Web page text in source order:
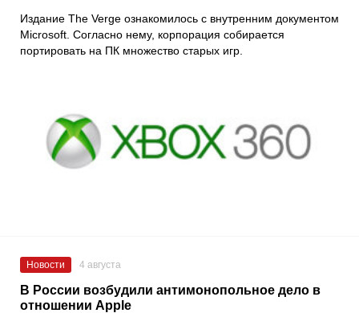
Издание The Verge ознакомилось с внутренним документом
Microsoft. Согласно нему, корпорация собирается
портировать на ПК множество старых игр.
Новости 4 августа
В России возбудили антимонопольное дело в
отношении Apple